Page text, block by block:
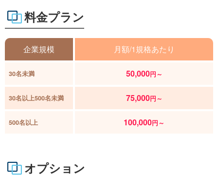
料金プラン
企業規模 月額/1規格あたり
30名未満 50,000円～
30名以上500名未満 75,000円～
500名以上 100,000円～
オプション